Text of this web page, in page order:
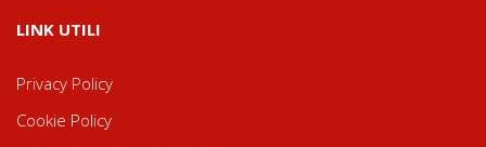
LINK UTILI
Privacy Policy
Cookie Policy